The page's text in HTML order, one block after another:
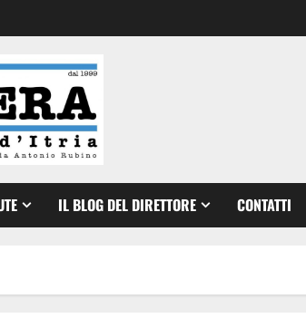
IL BLOG DEL DIRETTORE CONTATTI